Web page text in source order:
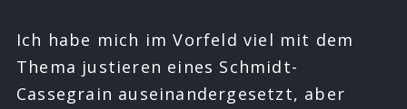
Ich habe mich im Vorfeld viel mit dem
Thema justieren eines Schmidt-
Cassegrain auseinandergesetzt, aber